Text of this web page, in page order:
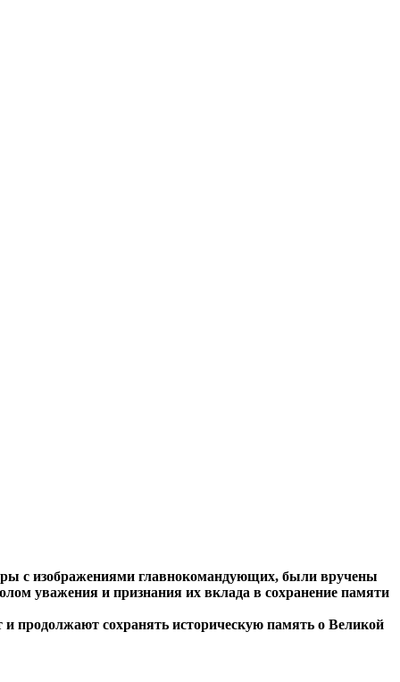
с изображениями главнокомандующих, были вручены
уважения и признания их вклада в сохранение памяти
продолжают сохранять историческую память о Великой